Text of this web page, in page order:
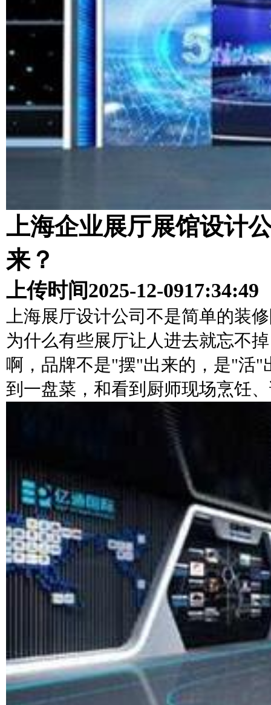
上海企业展厅展馆设计
来？
上传时间2025-12-0917:34:49
上海展厅设计公司不是简单的装
为什么有些展厅让人进去就忘不
啊，品牌不是"摆"出来的，是"活"
到一盘菜，和看到厨师现场烹饪